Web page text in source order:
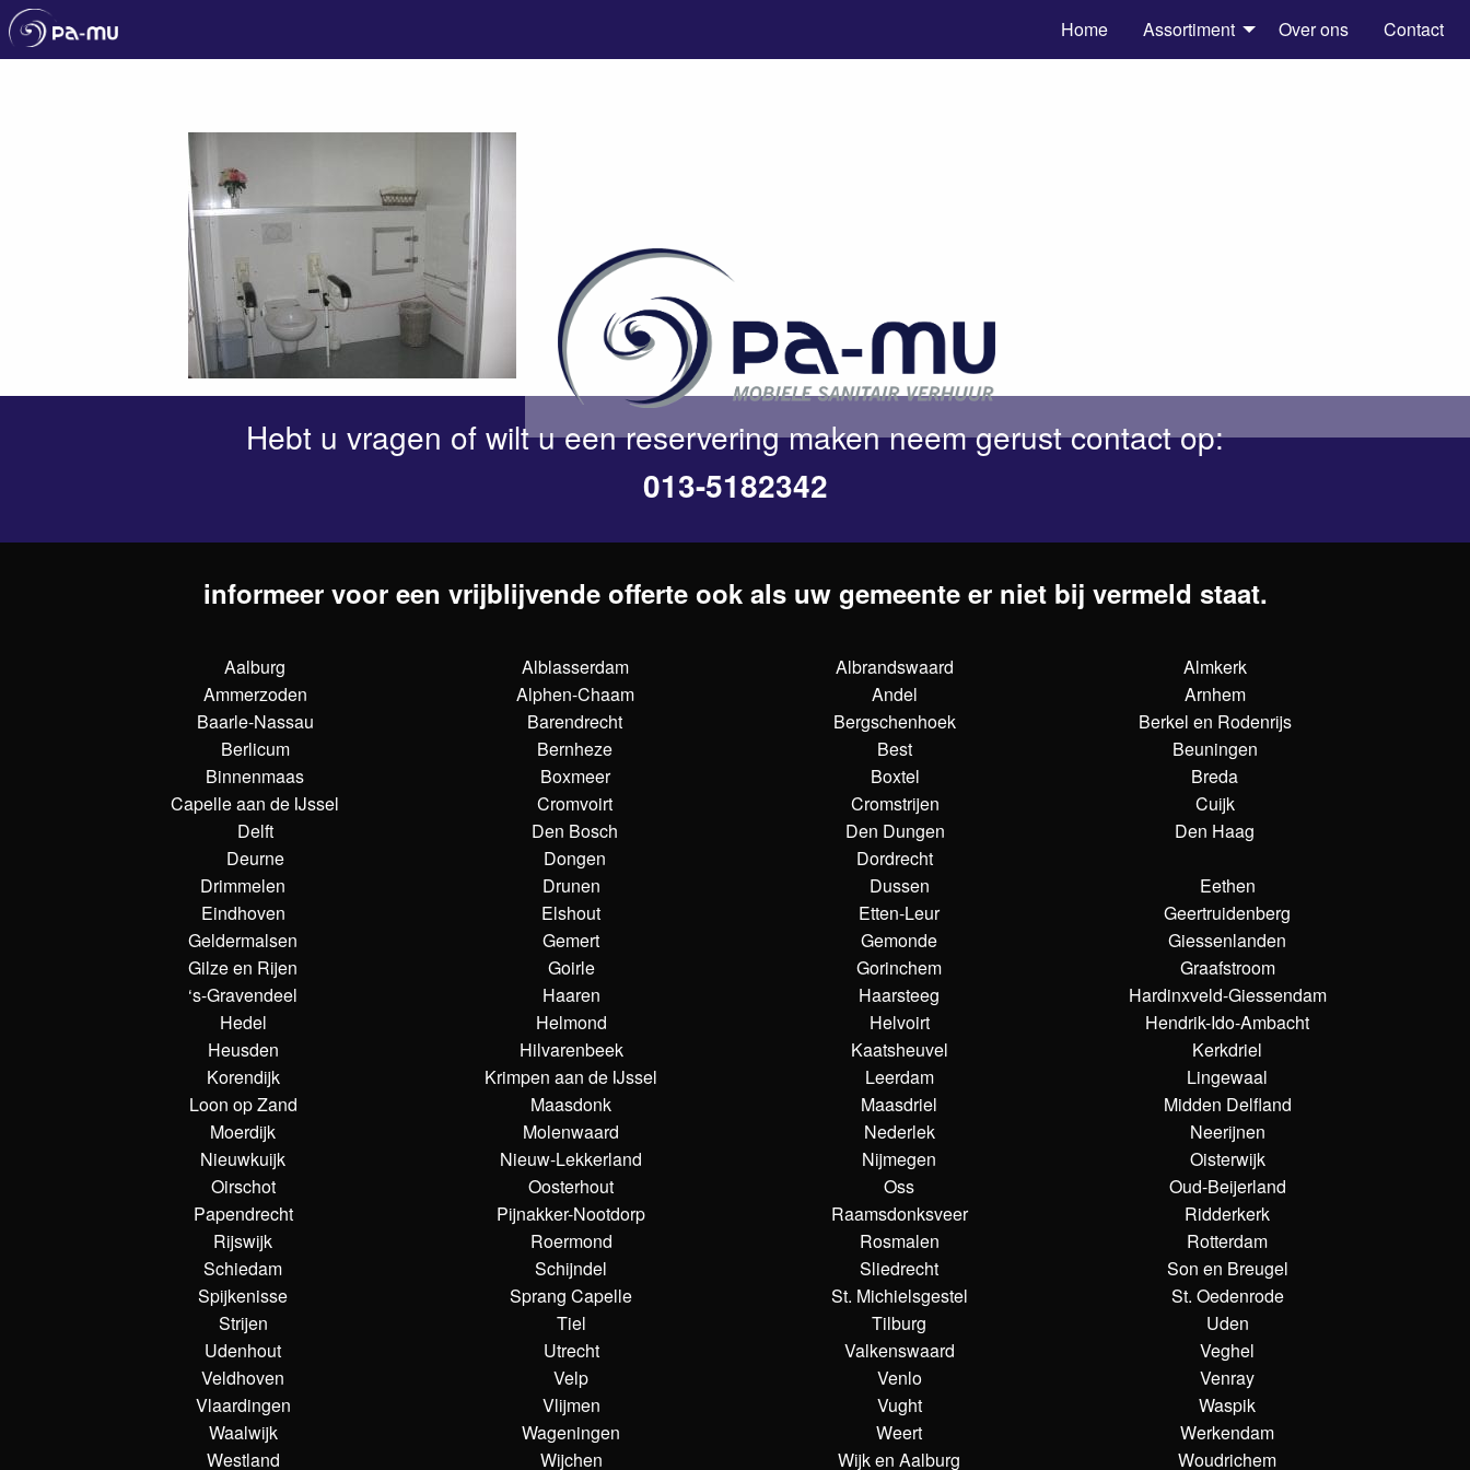
Pa-Mu
Home Assortiment Over ons Contact
Hebt u vragen of wilt u een reservering maken neem gerust contact op:
013-5182342
informeer voor een vrijblijvende offerte ook als uw gemeente er niet bij vermeld staat.
Aalburg Alblasserdam Albrandswaard
Almkerk
Ammerzoden
Alphen-Chaam Andel
Arnhem
Baarle-Nassau
Barendrecht Bergschenhoek
Berkel en Rodenrijs
Berlicum
Bernheze Best
Beuningen
Binnenmaas
Boxmeer Boxtel
Breda
Capelle aan de IJssel
Cromvoirt Cromstrijen
Cuijk
Delft
Den Bosch Den Dungen
Den Haag
Deurne
Dongen
Dordrecht
Drimmelen
Drunen Dussen
Eethen
Eindhoven
Elshout Etten-Leur
Geertruidenberg
Geldermalsen
Gemert Gemonde
Giessenlanden
Gilze en Rijen
Goirle Gorinchem
Graafstroom
‘s-Gravendeel
Haaren Haarsteeg
Hardinxveld-Giessendam
Hedel
Helmond Helvoirt
Hendrik-Ido-Ambacht
Heusden
Hilvarenbeek Kaatsheuvel
Kerkdriel
Korendijk
Krimpen aan de IJssel Leerdam
Lingewaal
Loon op Zand
Maasdonk Maasdriel
Midden Delfland
Moerdijk
Molenwaard Nederlek
Neerijnen
Nieuwkuijk
Nieuw-Lekkerland Nijmegen
Oisterwijk
Oirschot
Oosterhout Oss
Oud-Beijerland
Papendrecht
Pijnakker-Nootdorp Raamsdonksveer
Ridderkerk
Rijswijk
Roermond Rosmalen
Rotterdam
Schiedam
Schijndel Sliedrecht
Son en Breugel
Spijkenisse
Sprang Capelle St. Michielsgestel
St. Oedenrode
Strijen
Tiel Tilburg
Uden
Udenhout
Utrecht Valkenswaard
Veghel
Veldhoven
Velp Venlo
Venray
Vlaardingen
Vlijmen Vught
Waspik
Waalwijk
Wageningen Weert
Werkendam
Westland
Wijchen Wijk en Aalburg Woudrichem